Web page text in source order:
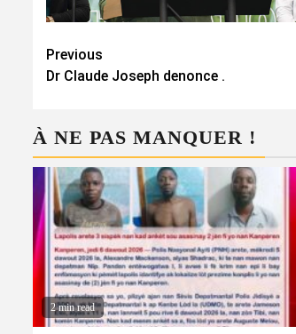
Continue
Reading
Previous
Dr Claude Joseph denonce .
À NE PAS MANQUER !
2 min read